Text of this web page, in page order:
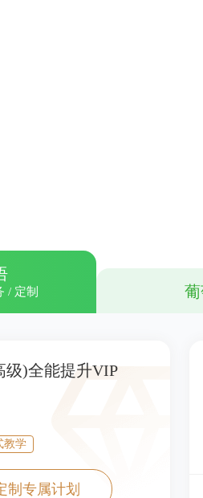
/ 定制
级)全能提升VIP
教学
制专属计划